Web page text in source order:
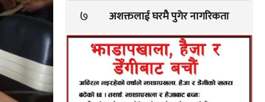
७ अशक्तलाई घरमै पुगेर नागरिकता